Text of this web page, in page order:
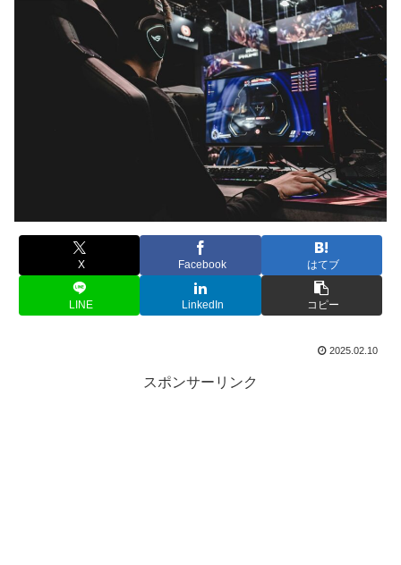
X Facebook はてブ
LINE LinkedIn コピー
2025.02.10
スポンサーリンク